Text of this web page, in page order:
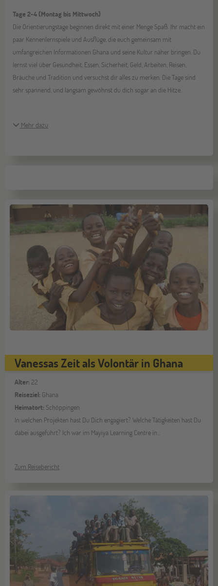
Tage 2-4 (Montag bis Mittwoch)
Die Orientierungstage beginnen direkt mit einer Menge Spaß. Ihr macht ein
paar Kennenlernspiele und Ausflüge, die euch gemeinsam mit
umfangreichen Informationen Ghana und seine Kultur näher bringen. Du
lernst viel über Gesundheit, Essen, Sicherheit, Geld, Arbeiten, Reisen,
Bräuche und Tradition und versuchst dir alles zu merken. Die Tage sind
sehr spannend, und langsam gewöhnst du dich sogar an die Hitze.
Mehr dazu
Vanessas Zeit als Volontär in Ghana
Alter: 22
Reiseziel: Ghana
Heimatort: Schöppingen
In welchen Projekten hast Du Dich engagiert? Welche Tätigkeiten hast Du
dabei ausgeführt? Ich war im Mayiya Learning Centre in...
Zum Reisebericht